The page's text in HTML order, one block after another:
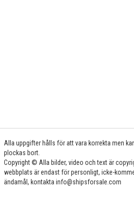
Alla uppgifter hålls för att vara korrekta men
plockas bort.
Copyright © Alla bilder, video och text är
webbplats är endast för personligt, icke-
ändamål, kontakta info@shipsforsale.com